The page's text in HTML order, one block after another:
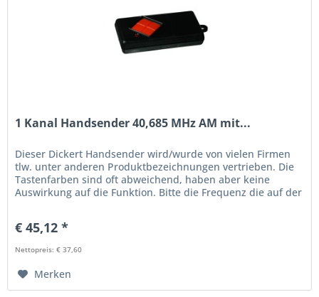
1 Kanal Handsender 40,685 MHz AM mit...
Dieser Dickert Handsender wird/wurde von vielen Firmen
tlw. unter anderen Produktbezeichnungen vertrieben. Die
Tastenfarben sind oft abweichend, haben aber keine
Auswirkung auf die Funktion. Bitte die Frequenz die auf der
€ 45,12 *
Nettopreis: € 37,60
Merken